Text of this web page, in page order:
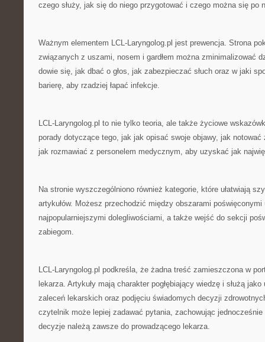
czego służy, jak się do niego przygotować i czego można się po
Ważnym elementem LCL-Laryngolog.pl jest prewencja. Strona
związanych z uszami, nosem i gardłem można zminimalizować
dowie się, jak dbać o głos, jak zabezpieczać słuch oraz w jaki
barierę, aby rzadziej łapać infekcje.
LCL-Laryngolog.pl to nie tylko teoria, ale także życiowe
porady dotyczące tego, jak jak opisać swoje objawy, jak
jak rozmawiać z personelem medycznym, aby uzyskać jak
Na stronie wyszczególniono również kategorie, które ułatwiają
artykułów. Możesz przechodzić między obszarami
najpopularniejszymi dolegliwościami, a także wejść do sekcji
zabiegom.
LCL-Laryngolog.pl podkreśla, że żadna treść zamieszczona w
lekarza. Artykuły mają charakter pogłębiający wiedzę i służą
zaleceń lekarskich oraz podjęciu świadomych decyzji
czytelnik może lepiej zadawać pytania, zachowując
decyzje należą zawsze do prowadzącego lekarza.